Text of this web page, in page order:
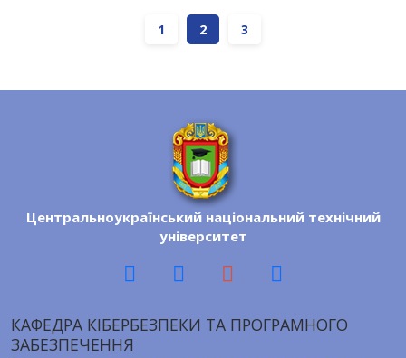
1 2 3
Центральноукраїнський національний технічний
університет
КАФЕДРА КІБЕРБЕЗПЕКИ ТА ПРОГРАМНОГО
ЗАБЕЗПЕЧЕННЯ